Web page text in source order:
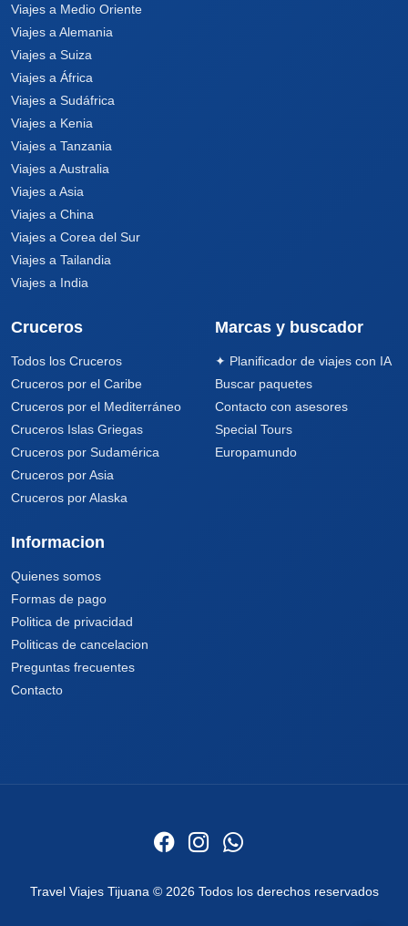
Viajes a Medio Oriente
Viajes a Alemania
Viajes a Suiza
Viajes a África
Viajes a Sudáfrica
Viajes a Kenia
Viajes a Tanzania
Viajes a Australia
Viajes a Asia
Viajes a China
Viajes a Corea del Sur
Viajes a Tailandia
Viajes a India
Cruceros
Todos los Cruceros
Cruceros por el Caribe
Cruceros por el Mediterráneo
Cruceros Islas Griegas
Cruceros por Sudamérica
Cruceros por Asia
Cruceros por Alaska
Marcas y buscador
✦ Planificador de viajes con IA
Buscar paquetes
Contacto con asesores
Special Tours
Europamundo
Informacion
Quienes somos
Formas de pago
Politica de privacidad
Politicas de cancelacion
Preguntas frecuentes
Contacto
Travel Viajes Tijuana © 2026 Todos los derechos reservados